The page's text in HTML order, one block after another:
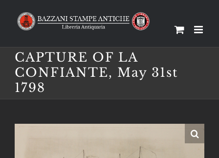
CAPTURE OF LA
CONFIANTE, May 31st
1798